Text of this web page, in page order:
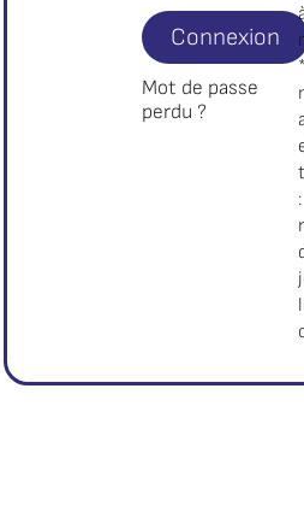
Connexion
Mot de passe
perdu ?
: